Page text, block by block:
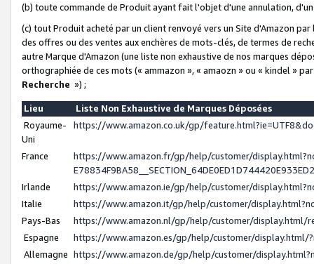
(b) toute commande de Produit ayant fait l'objet d'une annulation,
(c) tout Produit acheté par un client renvoyé vers un Site d'Amazon
des offres ou des ventes aux enchères de mots-clés, de termes de
autre Marque d'Amazon (une liste non exhaustive de nos marques
orthographiée de ces mots (« ammazon », « amaozn » ou « kindel »
Recherche ») ;
Lieu
Liste Non Exhaustive de Marques Déposées
Royaume-
Uni
https://www.amazon.co.uk/gp/
France
https://www.amazon.fr/gp/help/customer/
Irlande
https://www.amazon.ie/gp/help/customer/
Italie
https://www.amazon.it/gp/help/customer/
Pays-Bas
https://www.amazon.nl/gp/help/customer/display.html/
Espagne
https://www.amazon.es/gp/help/customer/display.html/
Allemagne https://www.amazon.de/gp/help/customer/